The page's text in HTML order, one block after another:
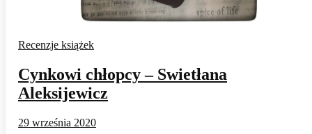
Recenzje książek
Cynkowi chłopcy – Swietłana
Aleksijewicz
29 września 2020